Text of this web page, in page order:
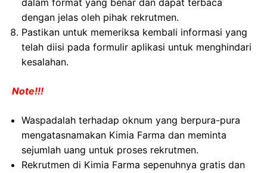
dalam format yang benar dan dapat terbaca
dengan jelas oleh pihak rekrutmen.
Pastikan untuk memeriksa kembali informasi yang
telah diisi pada formulir aplikasi untuk menghindari
kesalahan.
Note!!!
Waspadalah terhadap oknum yang berpura-pura
mengatasnamakan Kimia Farma dan meminta
sejumlah uang untuk proses rekrutmen.
Rekrutmen di Kimia Farma sepenuhnya gratis dan